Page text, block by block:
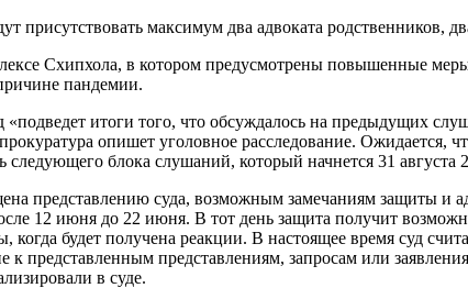
присутствовать максимум два адвоката родственников,
Схипхола, в котором предусмотрены повышенные
пандемии.
«подведет итоги того, что обсуждалось на предыдущих
опишет уголовное расследование. Ожидается,
блока слушаний, который начнется 31 августа
представлению суда, возможным замечаниям защиты
12 июня до 22 июня. В тот день защита получит
когда будет получена реакции. В настоящее время суд
к представленным представлениям, запросам или
в суде.